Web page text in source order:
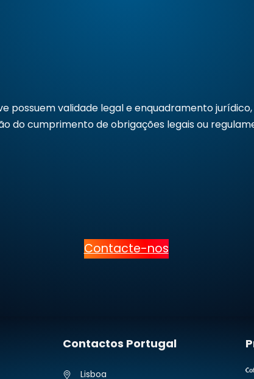
possuem validade legal e enquadramento
do cumprimento de obrigações legais ou
Contacte-nos
Contactos Portugal
Lisboa